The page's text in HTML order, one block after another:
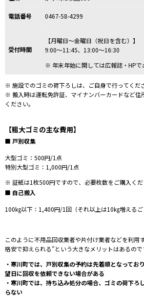
電話番号 0467-58-4299
受付時間
【月曜日〜金曜日（祝日を含む）】
9:00～11:45、 13:00～16:30
※ 年末年始に関しては広報誌・HPで
※ 施設でのゴミの荷下ろしは、ご自身で行ってくだ
※ 搬入時は運転免許証、マイナンバーカードなど住
ください。
【粗大ゴミの主な費用】
■ 戸別収集
大型ゴミ：500円/1点
特別大型ゴミ：1,000円/1点
※ 証紙は1枚500円ですので、必要枚数をご購入くだ
■ 自己搬入
100㎏以下：1,400円/1回（それ以上は10㎏増えるご
このように不用品回収業者や片付け業者などを利用
格安で抑えられる”という大きなメリットはあるので
・寒川町では、戸別収集の予約は先着順となってお
望日に回収を依頼できない場合がある
・寒川町では、持ち込み処分の場合、 ゴミの荷下ろ
らない